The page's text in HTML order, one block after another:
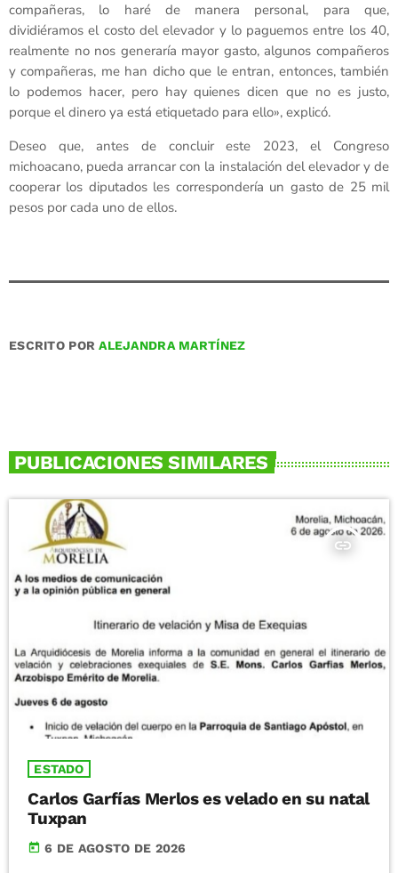
compañeras, lo haré de manera personal, para que,
dividiéramos el costo del elevador y lo paguemos entre los 40,
realmente no nos generaría mayor gasto, algunos compañeros
y compañeras, me han dicho que le entran, entonces, también
lo podemos hacer, pero hay quienes dicen que no es justo,
porque el dinero ya está etiquetado para ello», explicó.
Deseo que, antes de concluir este 2023, el Congreso
michoacano, pueda arrancar con la instalación del elevador y de
cooperar los diputados les correspondería un gasto de 25 mil
pesos por cada uno de ellos.
ESCRITO PORALEJANDRA MARTÍNEZ
PUBLICACIONES SIMILARES
insert_link
ESTADO
Carlos Garfías Merlos es velado en su natal
Tuxpan
today 6 DE AGOSTO DE 2026